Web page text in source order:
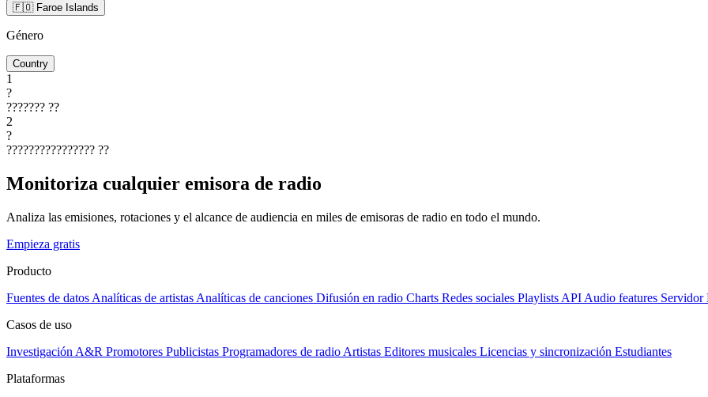
🇫🇴 Faroe Islands
Género
Country
1
?
??????? ??
2
?
???????????????? ??
Monitoriza cualquier emisora de radio
Analiza las emisiones, rotaciones y el alcance de audiencia en miles de emisoras de radio en todo el mundo.
Empieza gratis
Producto
Fuentes de datos Analíticas de artistas Analíticas de canciones Difusión en radio Charts Redes sociales Playlists API Audio features Servidor
Casos de uso
Investigación A&R Promotores Publicistas Programadores de radio Artistas Editores musicales Licencias y sincronización Estudiantes
Plataformas